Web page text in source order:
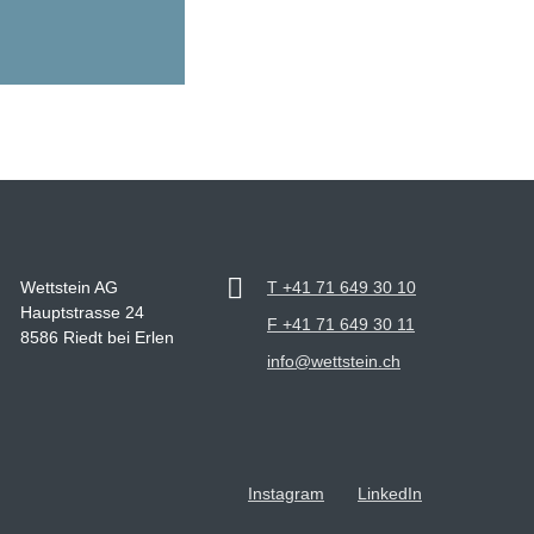
Wettstein AG
Hauptstrasse 24
8586 Riedt bei Erlen
T +41 71 649 30 10
F +41 71 649 30 11
info@wettstein.ch
Instagram LinkedIn